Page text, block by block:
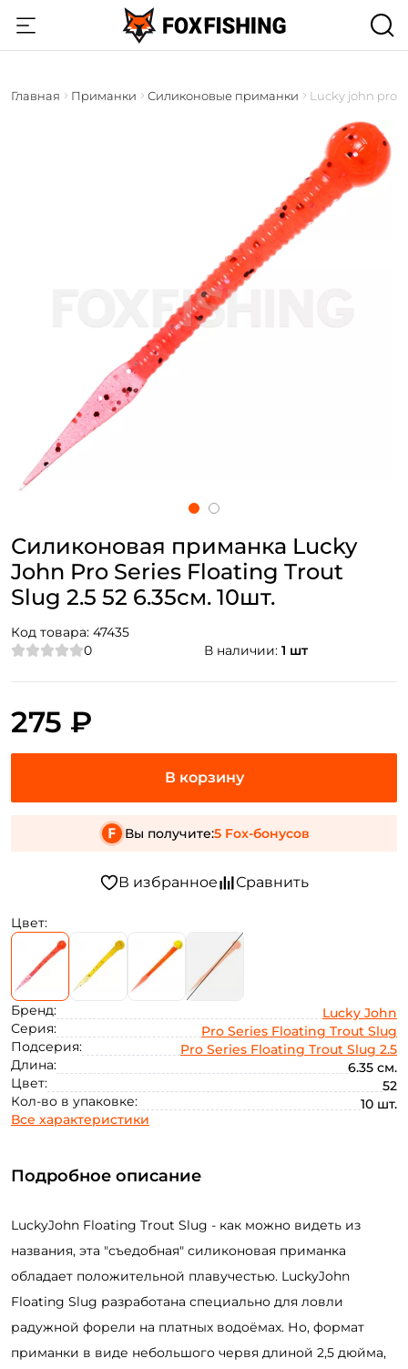
Главная Приманки Силиконовые приманки Lucky john pro
Силиконовая приманка Lucky
John Pro Series Floating Trout
Slug 2.5 52 6.35см. 10шт.
Код товара: 47435
0
В наличии: 1 шт
Цвет:
Бренд:
Lucky John
Серия:
Pro Series Floating Trout Slug
Подсерия:
Pro Series Floating Trout Slug 2.5
Длина:
6.35 см.
Цвет:
52
Кол-во в упаковке:
10 шт.
Все характеристики
275 ₽
Вы получите:5 Fox-бонусов
Подробное описание
LuckyJohn Floating Trout Slug - как можно видеть из
названия, эта "съедобная" силиконовая приманка
обладает положительной плавучестью. LuckyJohn
Floating Slug разработана специально для ловли
радужной форели на платных водоёмах. Но, формат
приманки в виде небольшого червя длиной 2,5 дюйма,